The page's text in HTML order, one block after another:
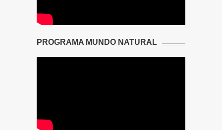
PROGRAMA MUNDO NATURAL